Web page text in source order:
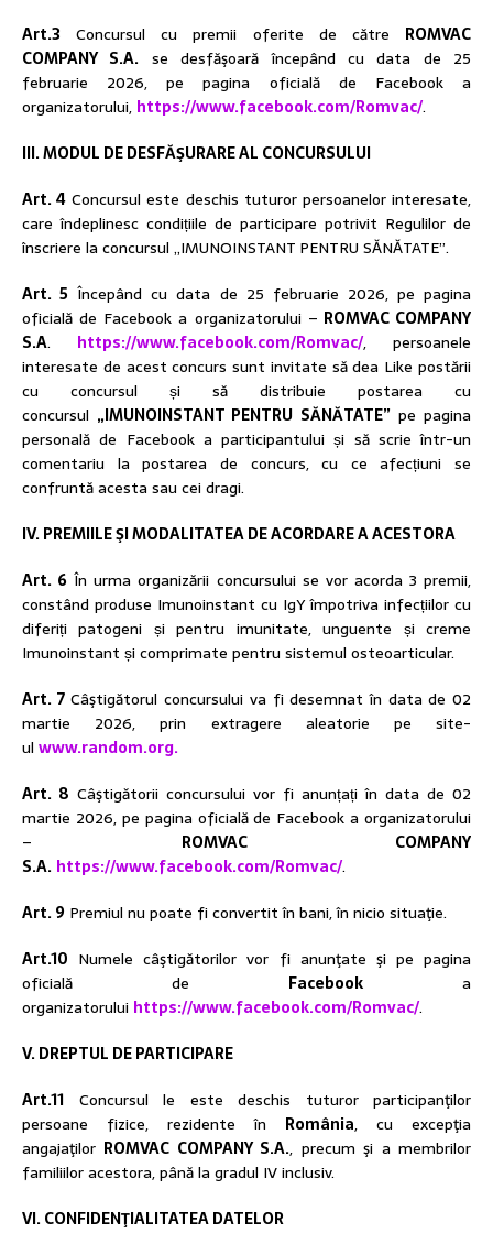
Art.3 Concursul cu premii oferite de către ROMVAC
COMPANY S.A. se desfăşoară începând cu data de 25
februarie 2026, pe pagina oficială de Facebook a
organizatorului, https://www.facebook.com/Romvac/.
III. MODUL DE DESFĂŞURARE AL CONCURSULUI
Art. 4 Concursul este deschis tuturor persoanelor interesate,
care îndeplinesc condițiile de participare potrivit Regulilor de
înscriere la concursul „IMUNOINSTANT PENTRU SĂNĂTATE”.
Art. 5 Începând cu data de 25 februarie 2026, pe pagina
oficială de Facebook a organizatorului – ROMVAC COMPANY
S.A. https://www.facebook.com/Romvac/, persoanele
interesate de acest concurs sunt invitate să dea Like postării
cu concursul și să distribuie postarea cu
concursul „IMUNOINSTANT PENTRU SĂNĂTATE”pe pagina
personală de Facebook a participantului și să scrie într-un
comentariu la postarea de concurs, cu ce afecțiuni se
confruntă acesta sau cei dragi.
IV. PREMIILE ŞI MODALITATEA DE ACORDARE A ACESTORA
Art. 6 În urma organizării concursului se vor acorda 3 premii,
constând produse Imunoinstant cu IgY împotriva infecțiilor cu
diferiți patogeni și pentru imunitate, unguente și creme
Imunoinstant și comprimate pentru sistemul osteoarticular.
Art. 7Câştigătorul concursului va fi desemnat în data de 02
martie 2026, prin extragere aleatorie pe site-
ul www.random.org.
Art. 8 Câştigătorii concursului vor fi anunțați în data de 02
martie 2026, pe pagina oficială de Facebook a organizatorului
– ROMVAC COMPANY
S.A. https://www.facebook.com/Romvac/.
Art. 9 Premiul nu poate fi convertit în bani, în nicio situaţie.
Art.10 Numele câştigătorilor vor fi anunţate şi pe pagina
oficială de Facebooka
organizatorului https://www.facebook.com/Romvac/.
V. DREPTUL DE PARTICIPARE
Art.11 Concursul le este deschis tuturor participanţilor
persoane fizice, rezidente în România, cu excepţia
angajaţilor ROMVAC COMPANY S.A., precum şi a membrilor
familiilor acestora, până la gradul IV inclusiv.
VI. CONFIDENŢIALITATEA DATELOR